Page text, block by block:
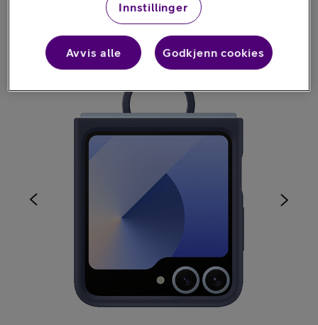
Galaxy Z Flip7 FE / Flip6 Silicone
Case
Innstillinger
Avvis alle Godkjenn cookies